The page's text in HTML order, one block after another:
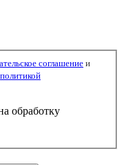
соглашениеи
политикой
обработку